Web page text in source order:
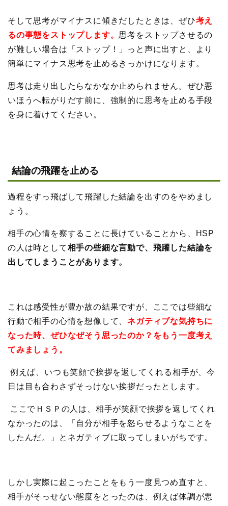
そして思考がマイナスに傾きだしたときは、ぜひ考え
るの事態をストップします。 思考をストップさせるの
が難しい場合は「ストップ！」っと声に出すと、より
簡単にマイナス思考を止めるきっかけになります。
思考は走り出したらなかなか止められません。ぜひ悪
いほうへ転がりだす前に、強制的に思考を止める手段
を身に着けてください。
結論の飛躍を止める
過程をすっ飛ばして飛躍した結論を出すのをやめまし
ょう。
相手の心情を察することに長けていることから、HSP
の人は時として相手の些細な言動で、飛躍した結論を
出してしまうことがあります。
これは感受性が豊か故の結果ですが、ここでは些細な
行動で相手の心情を想像して、ネガティブな気持ちに
なった時、ぜひなぜそう思ったのか？をもう一度考え
てみましょう。
例えば、いつも笑顔で挨拶を返してくれる相手が、今
日は目も合わさずそっけない挨拶だったとします。
ここでＨＳＰの人は、相手が笑顔で挨拶を返してくれ
なかったのは、「自分が相手を怒らせるようなことを
したんだ。」とネガティブに取ってしまいがちです。
しかし実際に起こったことをもう一度見つめ直すと、
相手がそっせない態度をとったのは、例えば体調が悪